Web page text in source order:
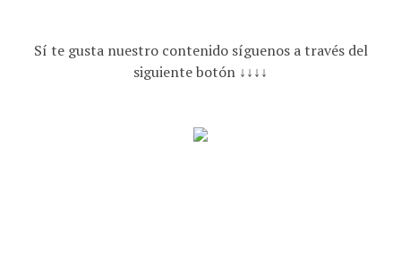
Sí te gusta nuestro contenido síguenos a través del
siguiente botón ↓↓↓↓